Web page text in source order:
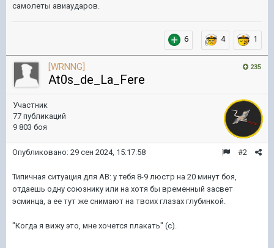
самолеты авиаударов.
6 4 1
235
[WRNNG]
At0s_de_La_Fere
Участник
77 публикаций
9 803 боя
#2
Опубликовано: 29 сен 2024, 15:17:58
Типичная ситуация для АВ: у тебя 8-9 люстр на 20 минут боя,
отдаешь одну союзнику или на хотя бы временный засвет
эсминца, а ее тут же снимают на твоих глазах глубинкой.
"Когда я вижу это, мне хочется плакать" (с).